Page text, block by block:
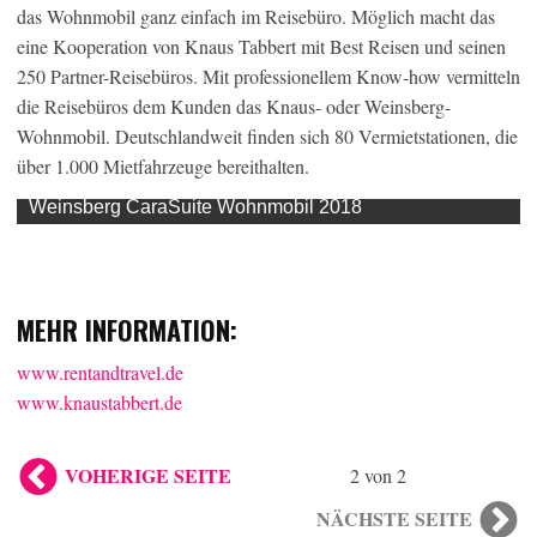
das Wohnmobil ganz einfach im Reisebüro. Möglich macht das
eine Kooperation von Knaus Tabbert mit Best Reisen und seinen
250 Partner-Reisebüros. Mit professionellem Know-how vermitteln
die Reisebüros dem Kunden das Knaus- oder Weinsberg-
Wohnmobil. Deutschlandweit finden sich 80 Vermietstationen, die
über 1.000 Mietfahrzeuge bereithalten.
Weinsberg CaraSuite Wohnmobil 2018
MEHR INFORMATION:
www.rentandtravel.de
www.knaustabbert.de
VOHERIGE SEITE 2 von 2
NÄCHSTE SEITE